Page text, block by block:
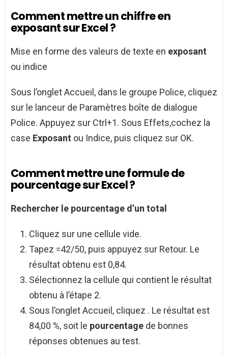
Comment mettre un chiffre en
exposant sur Excel ?
Mise en forme des valeurs de texte en exposant
ou indice
Sous l’onglet Accueil, dans le groupe Police, cliquez
sur le lanceur de Paramètres boîte de dialogue
Police. Appuyez sur Ctrl+1. Sous Effets,cochez la
case Exposant ou Indice, puis cliquez sur OK.
Comment mettre une formule de
pourcentage sur Excel ?
Rechercher le pourcentage d’un total
Cliquez sur une cellule vide.
Tapez =42/50, puis appuyez sur Retour. Le
résultat obtenu est 0,84.
Sélectionnez la cellule qui contient le résultat
obtenu à l’étape 2.
Sous l’onglet Accueil, cliquez . Le résultat est
84,00 %, soit le pourcentage de bonnes
réponses obtenues au test.